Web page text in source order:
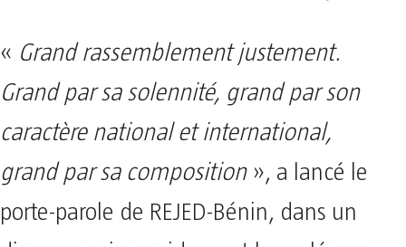
« Grand rassemblement justement.
Grand par sa solennité, grand par son
caractère national et international,
grand par sa composition », a lancé le
porte-parole de REJED-Bénin, dans un